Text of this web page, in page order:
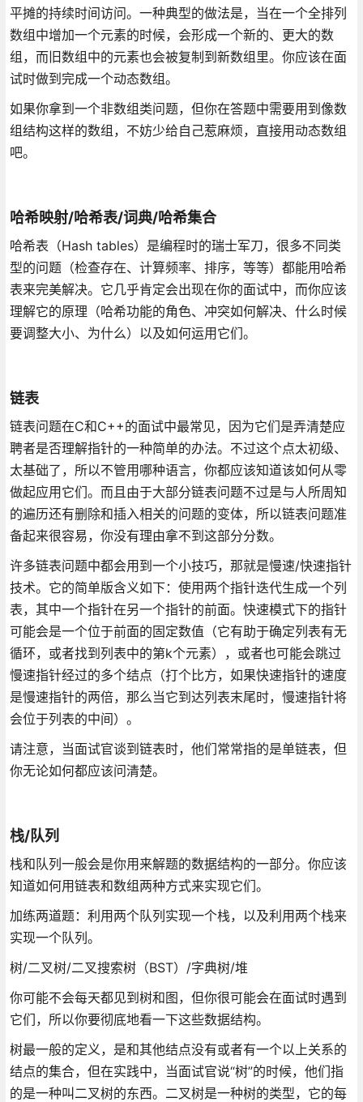
平摊的持续时间访问。一种典型的做法是，当在一个全排列
数组中增加一个元素的时候，会形成一个新的、更大的数
组，而旧数组中的元素也会被复制到新数组里。你应该在面
试时做到完成一个动态数组。
如果你拿到一个非数组类问题，但你在答题中需要用到像数
组结构这样的数组，不妨少给自己惹麻烦，直接用动态数组
吧。
哈希映射/哈希表/词典/哈希集合
哈希表（Hash tables）是编程时的瑞士军刀，很多不同类
型的问题（检查存在、计算频率、排序，等等）都能用哈希
表来完美解决。它几乎肯定会出现在你的面试中，而你应该
理解它的原理（哈希功能的角色、冲突如何解决、什么时候
要调整大小、为什么）以及如何运用它们。
链表
链表问题在C和C++的面试中最常见，因为它们是弄清楚应
聘者是否理解指针的一种简单的办法。不过这个点太初级、
太基础了，所以不管用哪种语言，你都应该知道该如何从零
做起应用它们。而且由于大部分链表问题不过是与人所周知
的遍历还有删除和插入相关的问题的变体，所以链表问题准
备起来很容易，你没有理由拿不到这部分分数。
许多链表问题中都会用到一个小技巧，那就是慢速/快速指针
技术。它的简单版含义如下：使用两个指针迭代生成一个列
表，其中一个指针在另一个指针的前面。快速模式下的指针
可能会是一个位于前面的固定数值（它有助于确定列表有无
循环，或者找到列表中的第k个元素），或者也可能会跳过
慢速指针经过的多个结点（打个比方，如果快速指针的速度
是慢速指针的两倍，那么当它到达列表末尾时，慢速指针将
会位于列表的中间）。
请注意，当面试官谈到链表时，他们常常指的是单链表，但
你无论如何都应该问清楚。
栈/队列
栈和队列一般会是你用来解题的数据结构的一部分。你应该
知道如何用链表和数组两种方式来实现它们。
加练两道题：利用两个队列实现一个栈，以及利用两个栈来
实现一个队列。
树/二叉树/二叉搜索树（BST）/字典树/堆
你可能不会每天都见到树和图，但你很可能会在面试时遇到
它们，所以你要彻底地看一下这些数据结构。
树最一般的定义，是和其他结点没有或者有一个以上关系的
结点的集合，但在实践中，当面试官说“树”的时候，他们指
的是一种叫二叉树的东西。二叉树是一种树的类型，它的每